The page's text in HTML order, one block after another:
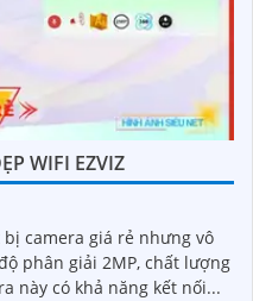
WIFI EZVIZ
camera giá rẻ nhưng vô
nét và sắc nét. Camera này có khả năng kết nối...